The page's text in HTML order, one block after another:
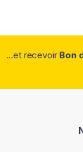
...et recevoir Bon